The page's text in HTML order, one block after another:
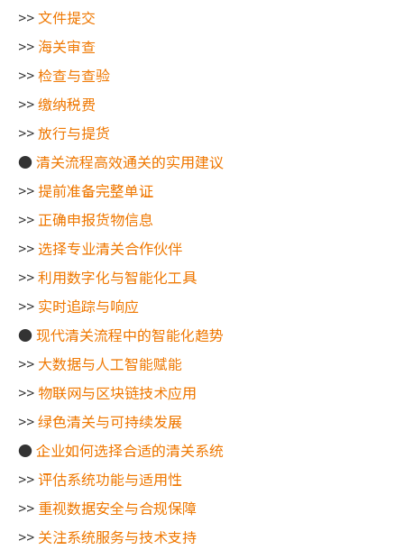
>>文件提交
>> 海关审查
>>检查与查验
>>缴纳税费
>>放行与提货
●清关流程高效通关的实用建议
>>提前准备完整单证
>>正确申报货物信息
>>选择专业清关合作伙伴
>>利用数字化与智能化工具
>> 实时追踪与响应
●现代清关流程中的智能化趋势
>> 大数据与人工智能赋能
>> 物联网与区块链技术应用
>>绿色清关与可持续发展
●企业如何选择合适的清关系统
>>评估系统功能与适用性
>> 重视数据安全与合规保障
>> 关注系统服务与技术支持